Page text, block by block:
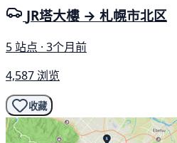
JR塔大樓 → 札幌市北区
5 站点 · 3个月前
4,587 浏览
收藏